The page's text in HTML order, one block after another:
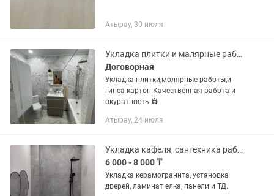
Атырау, 30 июля
Укладка плитки и малярные работы,и и гипса картон
Договорная
Укладка плитки,молярные работы,и
гипса картон.Качественная работа и
окуратность.👷
Атырау, 24 июля
Укладка кафеля, сантехника работы
6 000 - 8 000 ₸
Укладка керамогранита, установка
дверей, ламинат елка, панели и ТД.